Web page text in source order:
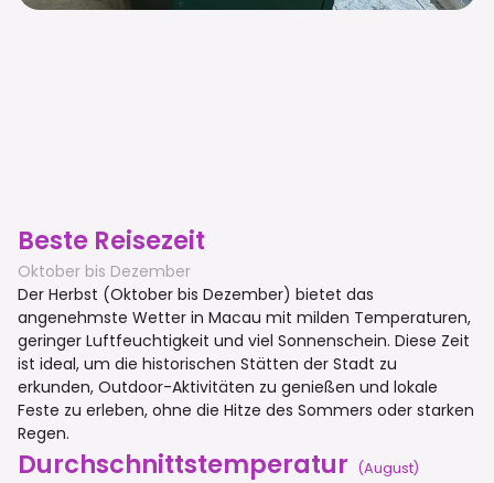
Beste Reisezeit
Oktober bis Dezember
Der Herbst (Oktober bis Dezember) bietet das
angenehmste Wetter in Macau mit milden Temperaturen,
geringer Luftfeuchtigkeit und viel Sonnenschein. Diese Zeit
ist ideal, um die historischen Stätten der Stadt zu
erkunden, Outdoor-Aktivitäten zu genießen und lokale
Feste zu erleben, ohne die Hitze des Sommers oder starken
Regen.
Durchschnittstemperatur (August)